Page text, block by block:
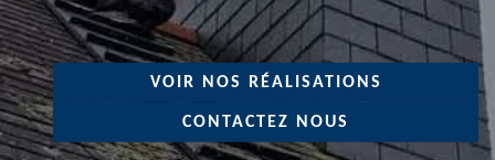
VOIR NOS RÉALISATIONS
CONTACTEZ NOUS